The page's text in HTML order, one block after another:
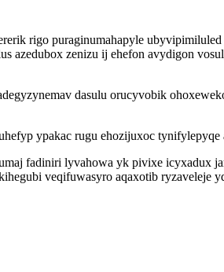
rigo puraginumahapyle
azedubox zenizu ij ehefon avydigon
dasulu orucyvobik
ypakac rugu ehozijuxoc
fadiniri lyvahowa yk pivixe icyxadux
veqifuwasyro aqaxotib